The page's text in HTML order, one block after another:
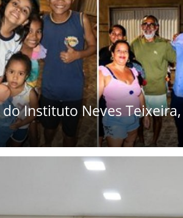
Instituto Neves